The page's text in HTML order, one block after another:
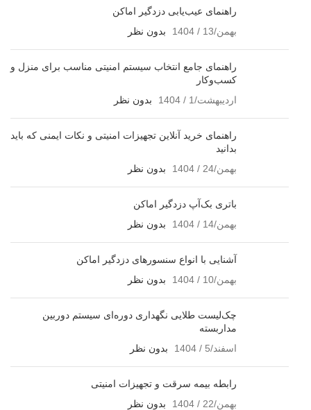
راهنمای عیب‌یابی دزدگیر اماکن
بهمن/13 / 1404
بدون نظر
راهنمای جامع انتخاب سیستم امنیتی مناسب برای منزل و
کسب‌وکار
اردیبهشت/1 / 1404
بدون نظر
راهنمای خرید آنلاین تجهیزات امنیتی و نکات ایمنی که باید
بدانید
بهمن/24 / 1404
بدون نظر
باتری بک‌آپ دزدگیر اماکن
بهمن/14 / 1404
بدون نظر
آشنایی با انواع سنسورهای دزدگیر اماکن
بهمن/10 / 1404
بدون نظر
چک‌لیست طلایی نگهداری دوره‌ای سیستم دوربین
مداربسته
اسفند/5 / 1404
بدون نظر
رابطه بیمه سرقت و تجهیزات امنیتی
بهمن/22 / 1404
بدون نظر